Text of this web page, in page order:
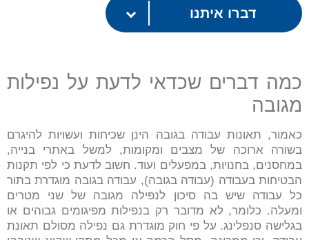
דברו איתנו
כמה דברים שכדאי לדעת על נפילות
מגובה
כאמור, תאונות עבודה בגובה הינן שכיחות ועשויות להיגרם
בשורה ארוכה של מצבים ומקומות, למשל באתרי בנייה,
במחסנים, בחנויות, במפעלים ועוד. חשוב לדעת כי לפי תקנות
הבטיחות בעבודה (עבודה בגובה), עבודה בגובה מוגדרת בתור
כל עבודה שיש בה סיכון לנפילה מגובה של שני מטרים
ומעלה. כלומר, לא מדובר רק בנפילות מפיגומים גבוהים או
בגלישה סנפלינג. על פי חוק מוגדרת גם נפילה מסולם תאונת